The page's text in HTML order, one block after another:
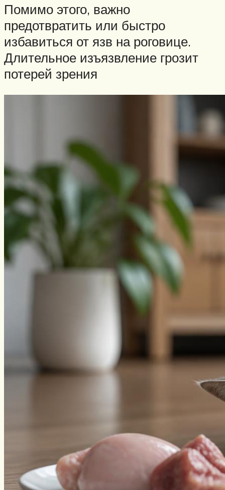
Помимо этого, важно
предотвратить или быстро
избавиться от язв на роговице.
Длительное изъязвление грозит
потерей зрения